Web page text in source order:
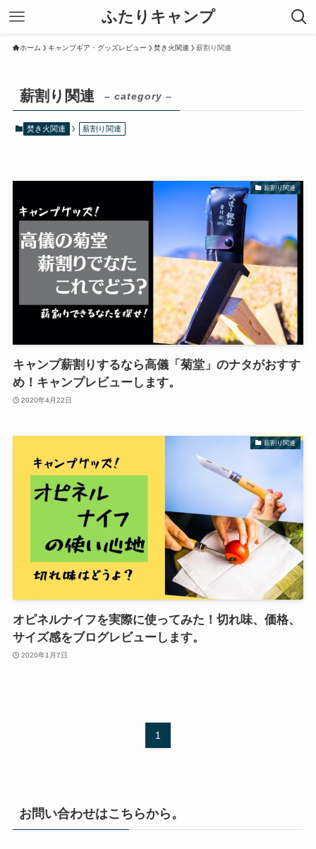
ふたりキャンプ
ホーム キャンブギア・グッズレビュー 焚き火関連 薪割り関連
薪割り関連 – category –
焚き火関連 薪割り関連
薪割り関連
キャンプ薪割りするなら高儀「菊堂」のナタがおすす
め！キャンプレビューします。
2020年4月22日
薪割り関連
オピネルナイフを実際に使ってみた！切れ味、価格、
サイズ感をブログレビューします。
2020年1月7日
1
お問い合わせはこちらから。